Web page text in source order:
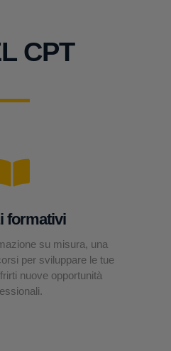
CPT
formativi
su misura, una
per sviluppare le tue
nuove opportunità